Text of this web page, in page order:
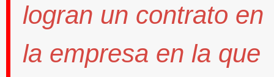
logran un contrato en
la empresa en la que